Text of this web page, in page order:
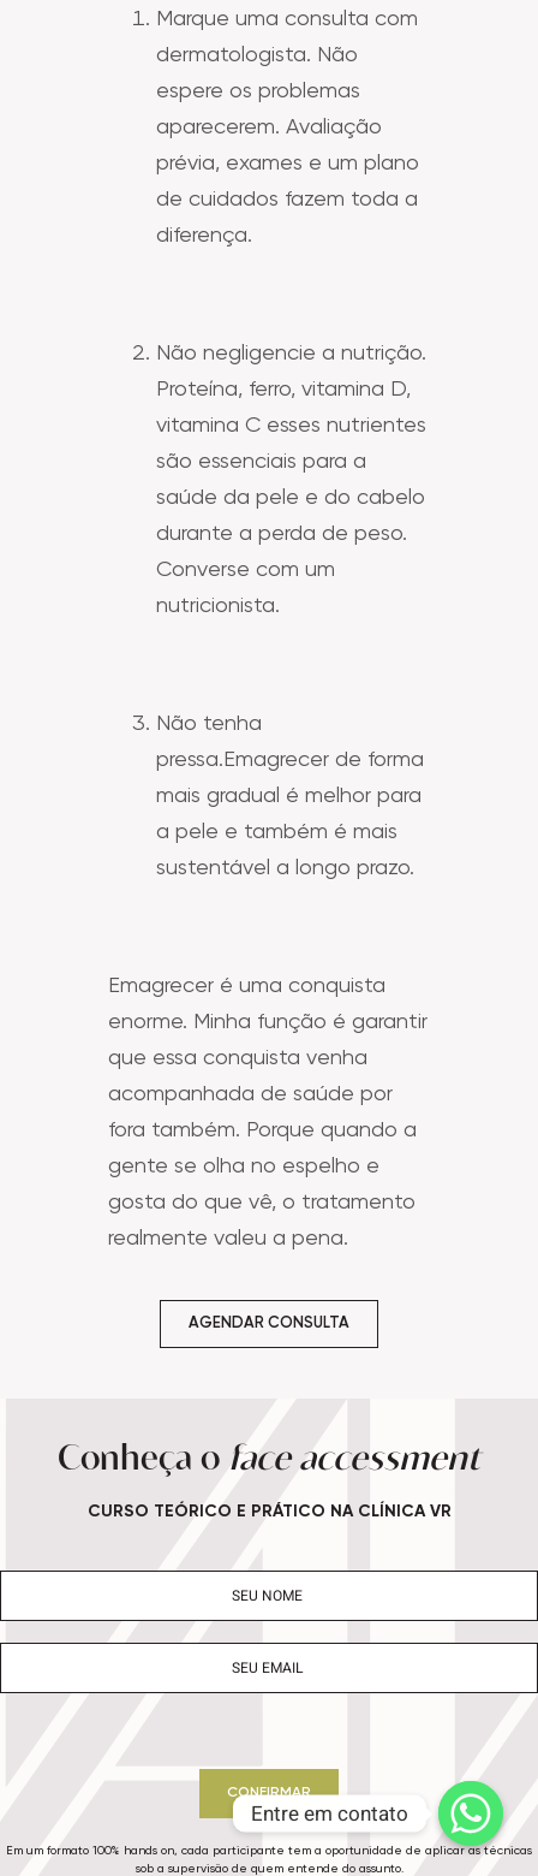
Marque uma consulta com
dermatologista. Não
espere os problemas
aparecerem. Avaliação
prévia, exames e um plano
de cuidados fazem toda a
diferença.
Não negligencie a nutrição.
Proteína, ferro, vitamina D,
vitamina C esses nutrientes
são essenciais para a
saúde da pele e do cabelo
durante a perda de peso.
Converse com um
nutricionista.
Não tenha
pressa.Emagrecer de forma
mais gradual é melhor para
a pele e também é mais
sustentável a longo prazo.
Emagrecer é uma conquista
enorme. Minha função é garantir
que essa conquista venha
acompanhada de saúde por
fora também. Porque quando a
gente se olha no espelho e
gosta do que vê, o tratamento
realmente valeu a pena.
AGENDAR CONSULTA
Conheça o face accessment
CURSO TEÓRICO E PRÁTICO NA CLÍNICA VR
CONFIRMAR
Em um formato 100% hands on, cada participante tem a oportunidade de aplicar as técnicas
sob a supervisão de quem entende do assunto.
Entre em contato